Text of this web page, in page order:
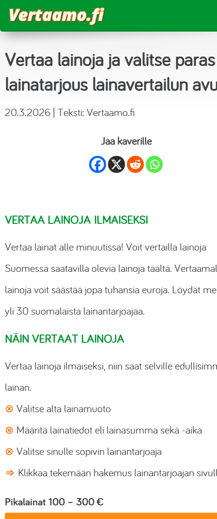
Joustoluotto
Kulutusluotto
Asuntolaina
Yrityslaina
Luottokortit
Sähkö
Matkapuhelinliittymät
Suoratoistopalvelut
Aikakauslehdet
Kauppakassit
Kiinteistörahoitus
Vakuutukset
Online jooga
VPN-yhteydet
Virustorjunta
Salasanaohjelmat
Paljasjalkakengät
Lisäravinteet
Laskurit
Rahoituslaskuri
Autolainalaskuri
Blogi
Vertaa lainoja ja valitse paras
lainatarjous lainavertailun
20.3.2026 | Teksti: Vertaamo.fi
Jaa kaverille
VERTAA LAINOJA ILMAISEKSI
Vertaa lainat alle minuutissa! Voit vertailla lainoja
Suomessa saatavilla olevia lainoja täältä.
lainoja voit säästää jopa tuhansia euroja. Löydät
yli 30 suomalaista lainantarjoajaa.
NÄIN VERTAAT LAINOJA
Vertaa lainoja ilmaiseksi, niin saat selville
lainan.
⊗ Valitse alta lainamuoto
⊗ Määritä lainatiedot eli lainasumma sekä -aika
⊗ Valitse sinulle sopivin lainantarjoaja
⇒ Klikkaa tekemään hakemus lainantarjoajan
Pikalainat 100 – 300 €